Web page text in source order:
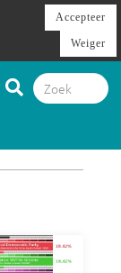
Accepteer
Weiger